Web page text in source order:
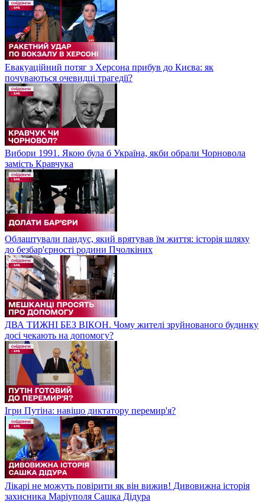
Евакуаційний потяг з Херсона прибув до Києва: як
почуваються очевидці трагедії?
Вибори 1991. Якою була б Україна, якби обрали Чорновола
замість Кравчука
Облаштували пандус, який врятував їм життя: історія шляху
до безбар'єрності родини Пчолкіних
ДВА ТИЖНІ БЕЗ ВІКОН. Чому жителі зруйнованого будинку
досі чекають на допомогу?
Ігри Путіна: навіщо диктатору перемир'я?
Лікарі не можуть повірити як він вижив! Дивовижна історія
захисника Маріуполя Сашка Дідура